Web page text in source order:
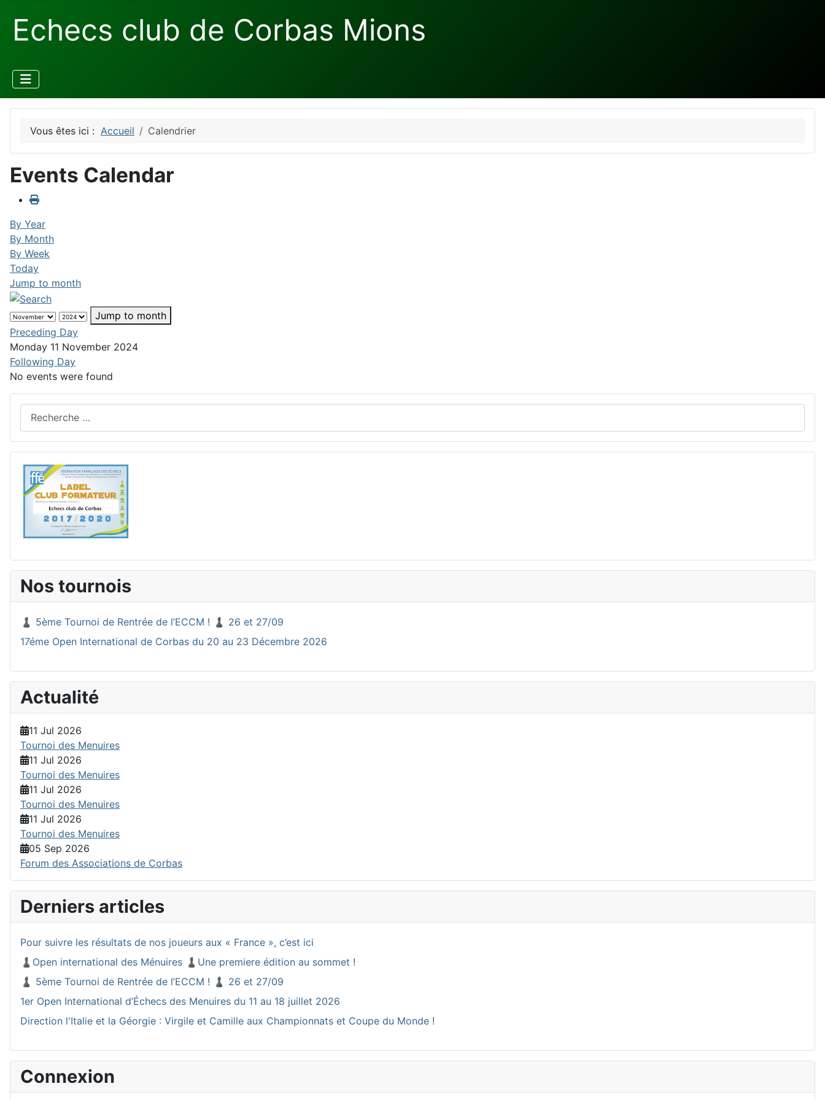
Echecs club de Corbas Mions
Vous êtes ici : Accueil Calendrier
Events Calendar
By Year
By Month
By Week
Today
Jump to month
Jump to month
Preceding Day
Monday 11 November 2024
Following Day
No events were found
Nos tournois
♟️ 5ème Tournoi de Rentrée de l’ECCM ! ♟️ 26 et 27/09
17éme Open International de Corbas du 20 au 23 Décembre 2026
Actualité
11 Jul 2026
Tournoi des Menuires
11 Jul 2026
Tournoi des Menuires
11 Jul 2026
Tournoi des Menuires
11 Jul 2026
Tournoi des Menuires
05 Sep 2026
Forum des Associations de Corbas
Derniers articles
Pour suivre les résultats de nos joueurs aux « France », c’est ici
♟️Open international des Ménuires ♟️Une premiere édition au sommet !
♟️ 5ème Tournoi de Rentrée de l’ECCM ! ♟️ 26 et 27/09
1er Open International d’Échecs des Menuires du 11 au 18 juillet 2026
Direction l'Italie et la Géorgie : Virgile et Camille aux Championnats et Coupe du Monde !
Connexion